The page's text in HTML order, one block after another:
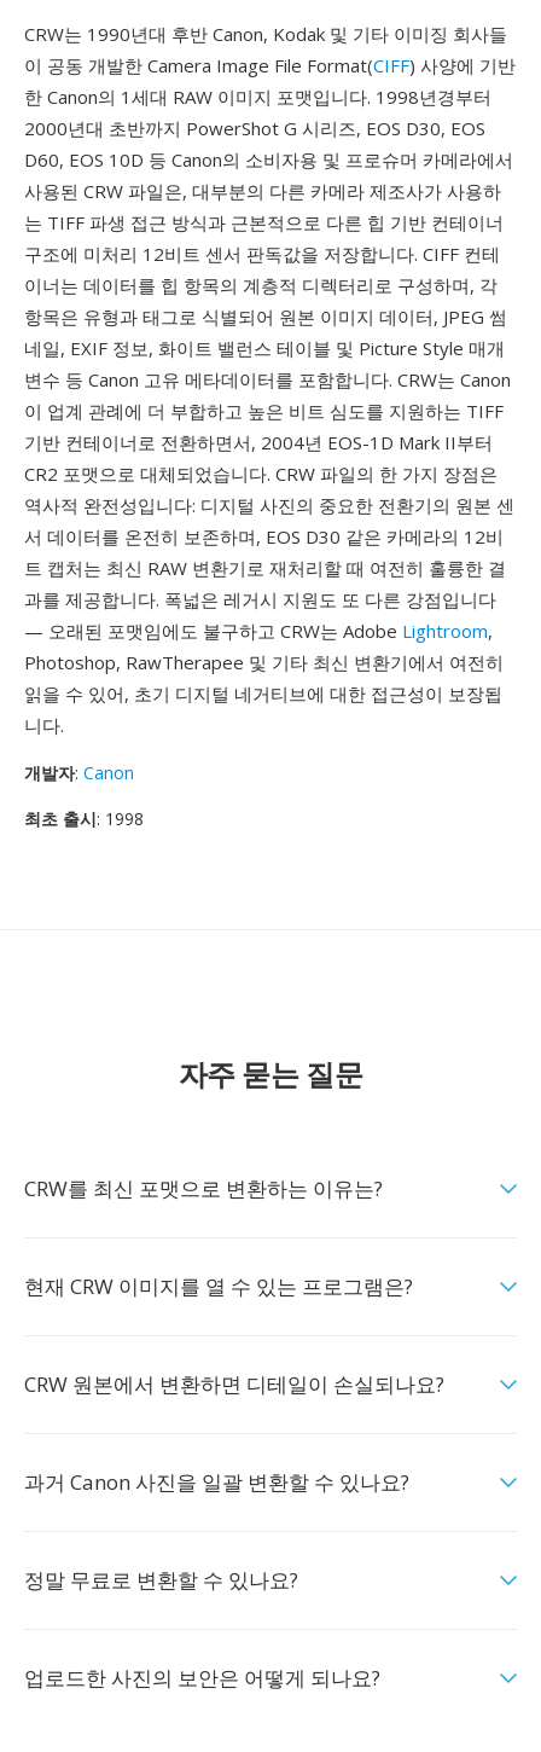
CRW는 1990년대 후반 Canon, Kodak 및 기타 이미징 회사들
이 공동 개발한 Camera Image File Format(CIFF) 사양에 기반
한 Canon의 1세대 RAW 이미지 포맷입니다. 1998년경부터
2000년대 초반까지 PowerShot G 시리즈, EOS D30, EOS
D60, EOS 10D 등 Canon의 소비자용 및 프로슈머 카메라에서
사용된 CRW 파일은, 대부분의 다른 카메라 제조사가 사용하
는 TIFF 파생 접근 방식과 근본적으로 다른 힙 기반 컨테이너
구조에 미처리 12비트 센서 판독값을 저장합니다. CIFF 컨테
이너는 데이터를 힙 항목의 계층적 디렉터리로 구성하며, 각
항목은 유형과 태그로 식별되어 원본 이미지 데이터, JPEG 썸
네일, EXIF 정보, 화이트 밸런스 테이블 및 Picture Style 매개
변수 등 Canon 고유 메타데이터를 포함합니다. CRW는 Canon
이 업계 관례에 더 부합하고 높은 비트 심도를 지원하는 TIFF
기반 컨테이너로 전환하면서, 2004년 EOS-1D Mark II부터
CR2 포맷으로 대체되었습니다. CRW 파일의 한 가지 장점은
역사적 완전성입니다: 디지털 사진의 중요한 전환기의 원본 센
서 데이터를 온전히 보존하며, EOS D30 같은 카메라의 12비
트 캡처는 최신 RAW 변환기로 재처리할 때 여전히 훌륭한 결
과를 제공합니다. 폭넓은 레거시 지원도 또 다른 강점입니다
— 오래된 포맷임에도 불구하고 CRW는 Adobe Lightroom,
Photoshop, RawTherapee 및 기타 최신 변환기에서 여전히
읽을 수 있어, 초기 디지털 네거티브에 대한 접근성이 보장됩
니다.
개발자: Canon
최초 출시: 1998
자주 묻는 질문
CRW를 최신 포맷으로 변환하는 이유는?
현재 CRW 이미지를 열 수 있는 프로그램은?
CRW 원본에서 변환하면 디테일이 손실되나요?
과거 Canon 사진을 일괄 변환할 수 있나요?
정말 무료로 변환할 수 있나요?
업로드한 사진의 보안은 어떻게 되나요?